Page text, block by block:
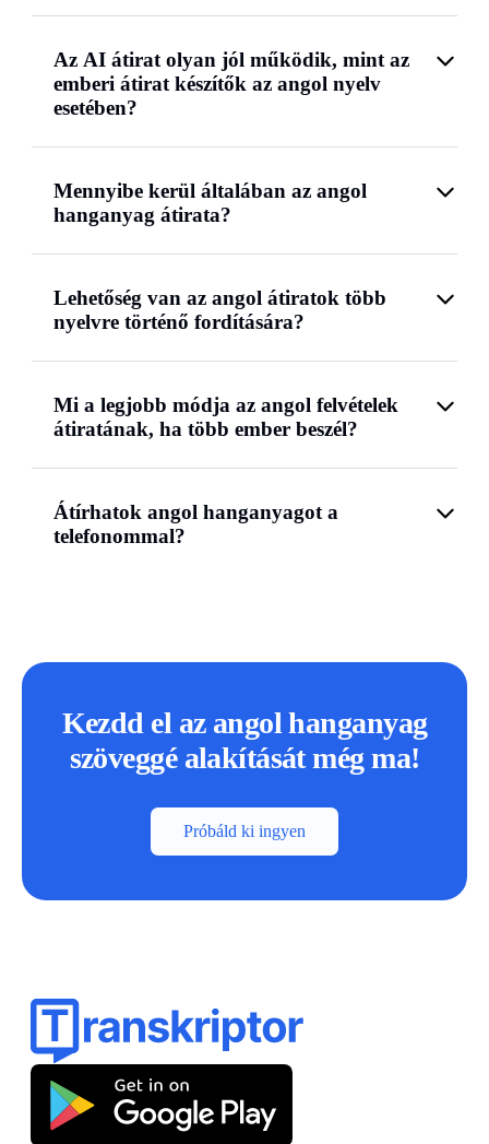
Az AI átirat olyan jól működik, mint az
emberi átirat készítők az angol nyelv
esetében?
Mennyibe kerül általában az angol
hanganyag átirata?
Lehetőség van az angol átiratok több
nyelvre történő fordítására?
Mi a legjobb módja az angol felvételek
átiratának, ha több ember beszél?
Átírhatok angol hanganyagot a
telefonommal?
Kezdd el az angol hanganyag
szöveggé alakítását még ma!
Próbáld ki ingyen